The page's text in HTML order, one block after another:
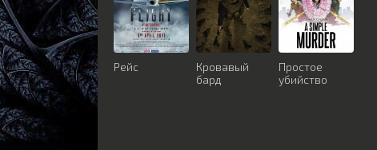
Рейс
Кровавый
бард
Простое
убийство